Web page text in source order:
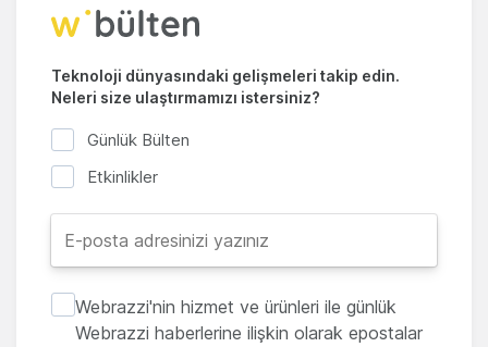
Teknoloji dünyasındaki gelişmeleri takip edin.
Neleri size ulaştırmamızı istersiniz?
Günlük Bülten
Etkinlikler
Webrazzi'nin hizmet ve ürünleri ile günlük
Webrazzi haberlerine ilişkin olarak epostalar